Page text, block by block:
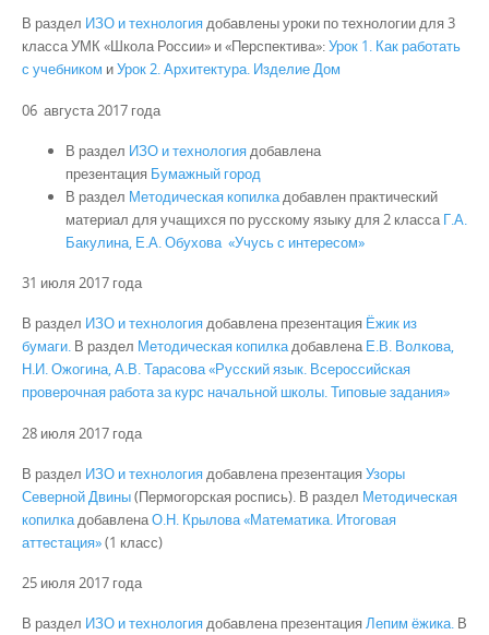
В раздел ИЗО и технологиядобавлены уроки по технологии для 3
класса УМК «Школа России» и «Перспектива»:Урок 1. Как работать
с учебником иУрок 2. Архитектура. Изделие Дом
06 августа 2017 года
В раздел ИЗО и технологиядобавлена
презентация Бумажный город
В раздел Методическая копилкадобавлен практический
материал для учащихся по русскому языку для 2 классаГ.А.
Бакулина, Е.А. Обухова «Учусь с интересом»
31 июля 2017 года
В раздел ИЗО и технологиядобавлена презентация Ёжик из
бумаги. В раздел Методическая копилкадобавленаЕ.В. Волкова,
Н.И. Ожогина, А.В. Тарасова «Русский язык. Всероссийская
проверочная работа за курс начальной школы. Типовые задания»
28 июля 2017 года
В раздел ИЗО и технологиядобавлена презентация Узоры
Северной Двины(Пермогорская роспись). В раздел Методическая
копилкадобавленаО.Н. Крылова «Математика. Итоговая
аттестация»(1 класс)
25 июля 2017 года
В раздел ИЗО и технологиядобавлена презентация Лепим ёжика. В